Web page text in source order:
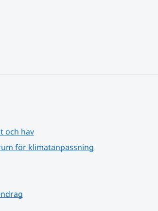
och hav
för klimatanpassning